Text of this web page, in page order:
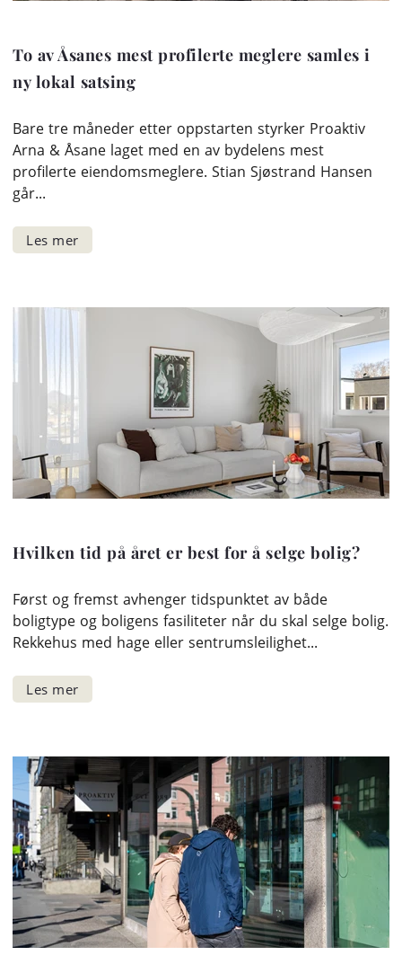
To av Åsanes mest profilerte meglere samles i
ny lokal satsing
Bare tre måneder etter oppstarten styrker Proaktiv
Arna & Åsane laget med en av bydelens mest
profilerte eiendomsmeglere. Stian Sjøstrand Hansen
går...
Hvilken tid på året er best for å selge bolig?
Først og fremst avhenger tidspunktet av både
boligtype og boligens fasiliteter når du skal selge bolig.
Rekkehus med hage eller sentrumsleilighet...